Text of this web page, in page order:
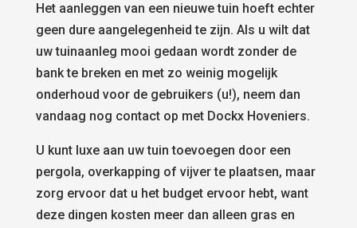
Het aanleggen van een nieuwe tuin hoeft echter
geen dure aangelegenheid te zijn. Als u wilt dat
uw tuinaanleg mooi gedaan wordt zonder de
bank te breken en met zo weinig mogelijk
onderhoud voor de gebruikers (u!), neem dan
vandaag nog contact op met Dockx Hoveniers.
U kunt luxe aan uw tuin toevoegen door een
pergola, overkapping of vijver te plaatsen, maar
zorg ervoor dat u het budget ervoor hebt, want
deze dingen kosten meer dan alleen gras en